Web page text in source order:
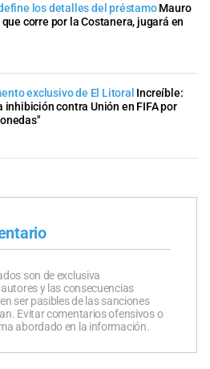
los detalles del préstamo Mauro
corre por la Costanera, jugará en
exclusivo de El Litoral Increíble:
inhibición contra Unión en FIFA por
son de exclusiva
y las consecuencias
ser pasibles de las sanciones
Evitar comentarios ofensivos o
abordado en la información.